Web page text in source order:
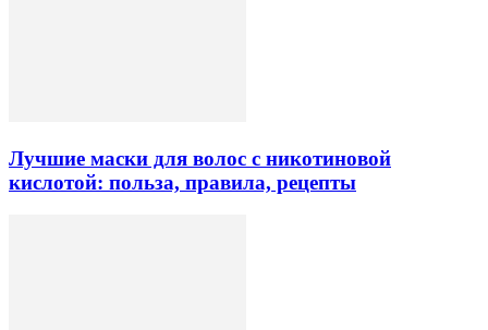
Лучшие маски для волос с никотиновой
кислотой: польза, правила, рецепты